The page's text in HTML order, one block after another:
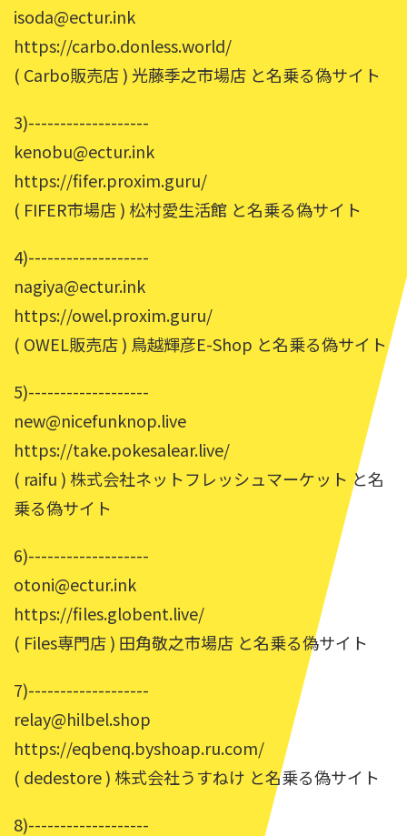
isoda@ectur.ink
https://carbo.donless.world/
( Carbo販売店 ) 光藤季之市場店 と名乗る偽サイト
3)-------------------
kenobu@ectur.ink
https://fifer.proxim.guru/
( FIFER市場店 ) 松村愛生活館 と名乗る偽サイト
4)-------------------
nagiya@ectur.ink
https://owel.proxim.guru/
( OWEL販売店 ) 鳥越輝彦E-Shop と名乗る偽サイト
5)-------------------
new@nicefunknop.live
https://take.pokesalear.live/
( raifu ) 株式会社ネットフレッシュマーケット と名
乗る偽サイト
6)-------------------
otoni@ectur.ink
https://files.globent.live/
( Files専門店 ) 田角敬之市場店 と名乗る偽サイト
7)-------------------
relay@hilbel.shop
https://eqbenq.byshoap.ru.com/
( dedestore ) 株式会社うすねけ と名乗る偽サイト
8)-------------------